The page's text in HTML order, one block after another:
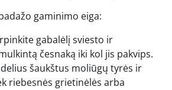
gaminimo eiga:
gabalėlį sviesto ir
česnaką iki kol jis pakvips.
šaukštus moliūgų tyrės ir
riebesnės grietinėlės arba